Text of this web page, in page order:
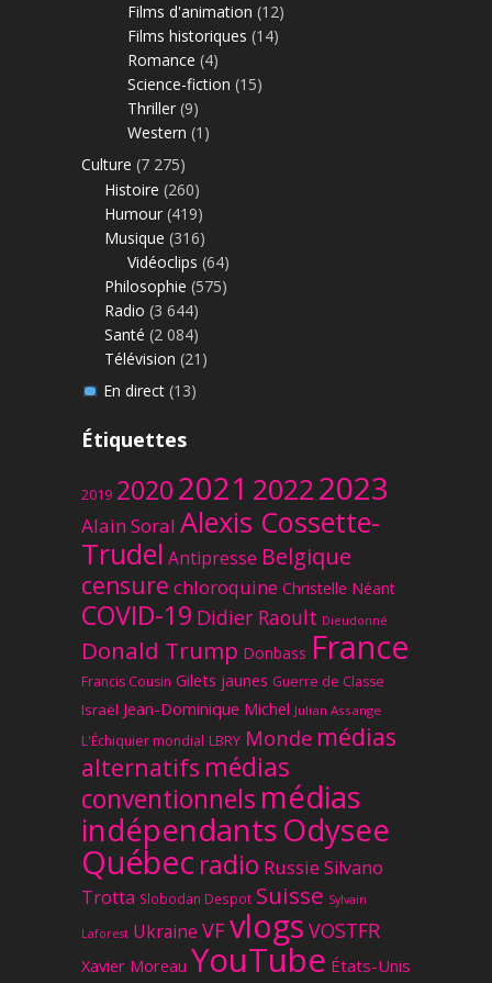
Films d'animation (12)
Films historiques (14)
Romance (4)
Science-fiction (15)
Thriller (9)
Western (1)
Culture (7 275)
Histoire (260)
Humour (419)
Musique (316)
Vidéoclips (64)
Philosophie (575)
Radio (3 644)
Santé (2 084)
Télévision (21)
En direct(13)
Étiquettes
2019 20202021 20222023
Alain Soral Alexis Cossette-
Trudel Antipresse Belgique
censure chloroquine Christelle Néant
COVID-19 Didier Raoult Dieudonné
Donald Trump Donbass France
Francis Cousin Gilets jaunes Guerre de Classe
Israël Jean-Dominique Michel Julian Assange
L'Échiquier mondial LBRY Monde médias
alternatifs médias
conventionnels médias
indépendantsOdysee
Québec radio Russie Silvano
Trotta Slobodan Despot Suisse Sylvain
Laforest Ukraine VFvlogs VOSTFR
Xavier Moreau YouTube États-Unis